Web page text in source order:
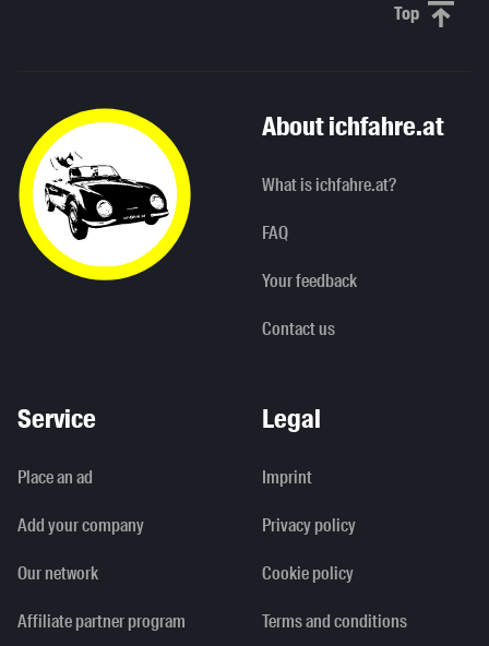
Top Scroll
About ichfahre.at
What is ichfahre.at?
FAQ
Your feedback
Contact us
Service
Place an ad
Add your company
Our network
Affiliate partner program
Legal
Imprint
Privacy policy
Cookie policy
Terms and conditions